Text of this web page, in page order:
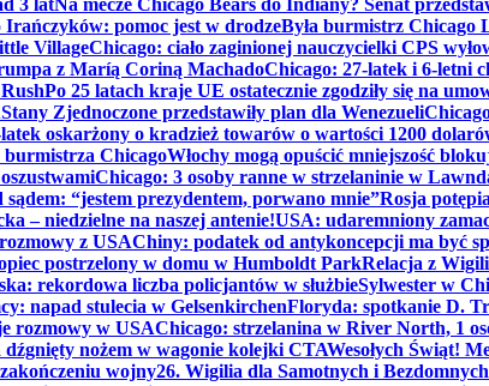
3 latNa mecze Chicago Bears do Indiany? Senat
pomoc jest w drodzeByła burmistrz Chicago
VillageChicago: ciało zaginionej nauczycielki CPS
z Maríą Coriną MachadoChicago: 27-latek i 6-letni
Po 25 latach kraje UE ostatecznie zgodziły się na
Stany Zjednoczone przedstawiły plan dla Wenezueli
oskarżony o kradzież towarów o wartości 1200
burmistrza ChicagoWłochy mogą opuścić mniejszość
Chicago: 3 osoby ranne w strzelaninie w
“jestem prezydentem, porwano mnie”Rosja
– niedzielne na naszej antenie!USA: udaremniony
z USAChiny: podatek od antykoncepcji ma być
postrzelony w domu w Humboldt ParkRelacja z
rekordowa liczba policjantów w służbieSylwester w
napad stulecia w GelsenkirchenFloryda: spotkanie D.
rozmowy w USAChicago: strzelanina w River North, 1
dźgnięty nożem w wagonie kolejki CTAWesołych Świąt!
wojny26. Wigilia dla Samotnych i Bezdomnych